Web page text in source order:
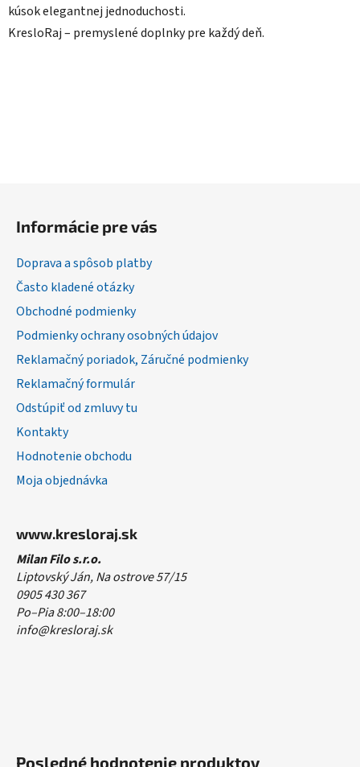
kúsok elegantnej jednoduchosti.
KresloRaj – premyslené doplnky pre každý deň.
Informácie pre vás
Doprava a spôsob platby
Často kladené otázky
Obchodné podmienky
Podmienky ochrany osobných údajov
Reklamačný poriadok, Záručné podmienky
Reklamačný formulár
Odstúpiť od zmluvy tu
Kontakty
Hodnotenie obchodu
Moja objednávka
www.kresloraj.sk
Milan Filo s.r.o.
Liptovský Ján, Na ostrove 57/15
0905 430 367
Po–Pia 8:00–18:00
info@kresloraj.sk
Posledné hodnotenie produktov